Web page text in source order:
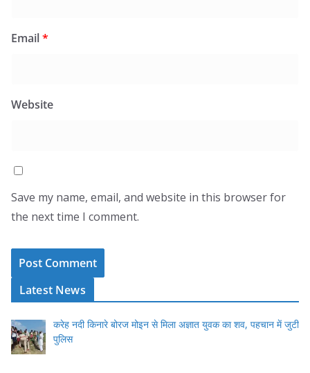
Email*
Website
Save my name, email, and website in this browser for
the next time I comment.
Latest News
करेह नदी किनारे बोरज मोइन से मिला अज्ञात युवक का शव, पहचान में जुटी
पुलिस